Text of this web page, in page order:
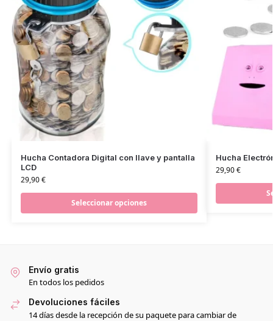
Hucha Contadora Digital con llave y pantalla
LCD
29,90€
Seleccionar opciones
Hucha
29,90€
Envío gratis
En todos los pedidos
Devoluciones fáciles
14 días desde la recepción de su paquete para cambiar de